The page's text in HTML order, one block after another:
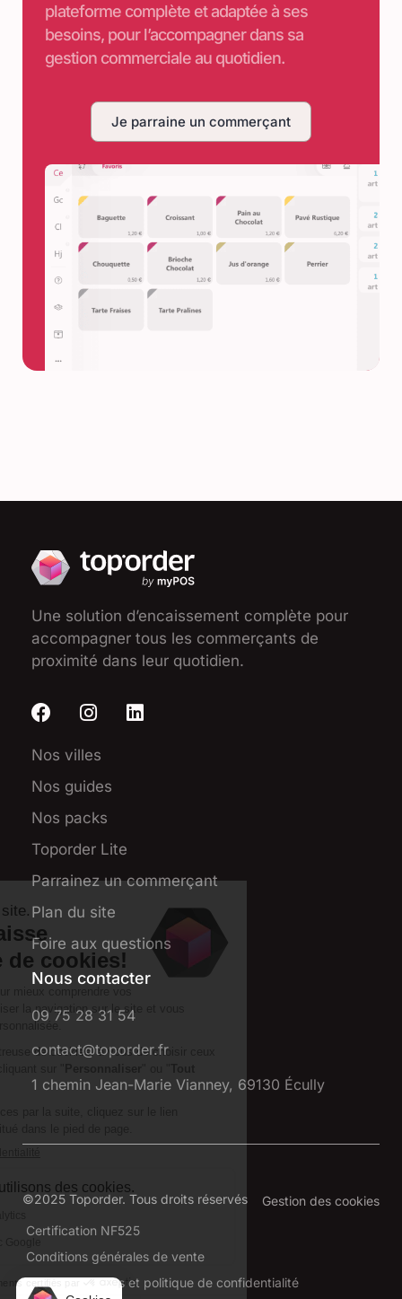
plateforme complète et adaptée à ses
besoins, pour l’accompagner dans sa
gestion commerciale au quotidien.
Je parraine un commerçant
Une solution d’encaissement complète pour
accompagner tous les commerçants de
proximité dans leur quotidien.
Nos villes
Nos guides
Nos packs
Toporder Lite
Parrainez un commerçant
Plan du site
Foire aux questions
Nous contacter
09 75 28 31 54
contact@toporder.fr
1 chemin Jean-Marie Vianney, 69130 Écully
©2025 Toporder. Tous droits réservés
Gestion des cookies
Certification NF525
Conditions générales de vente
Mentions légales et politique de confidentialité